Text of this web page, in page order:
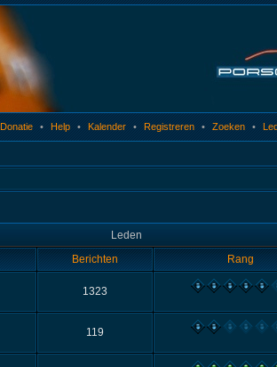
Donatie • Help • Kalender • Registreren • Zoeken •
Leden
Berichten Rang
1323
119